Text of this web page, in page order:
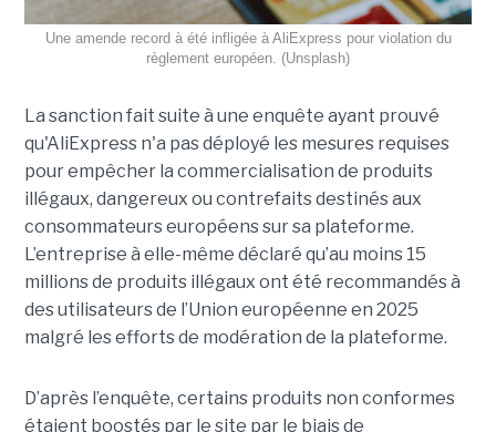
Une amende record à été infligée à AliExpress pour violation du
règlement européen. (Unsplash)
La sanction fait suite à une enquête ayant prouvé
qu'AliExpress n'a pas déployé les mesures requises
pour empêcher la commercialisation de produits
illégaux, dangereux ou contrefaits destinés aux
consommateurs européens sur sa plateforme.
L’entreprise à elle-même déclaré qu’au moins 15
millions de produits illégaux ont été recommandés à
des utilisateurs de l’Union européenne en 2025
malgré les efforts de modération de la plateforme.
D’après l’enquête, certains produits non conformes
étaient boostés par le site par le biais de